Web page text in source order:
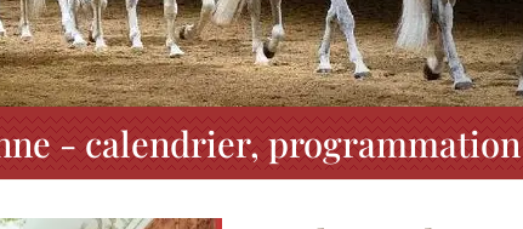
- calendrier,